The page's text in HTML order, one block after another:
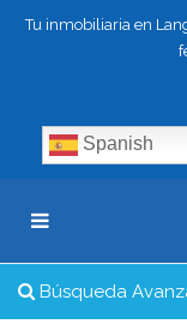
Tu inmobiliaria en
Spanish
Búsqueda